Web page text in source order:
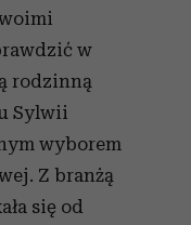
w
rodzinną
Sylwii
wyborem
Z branżą
się od